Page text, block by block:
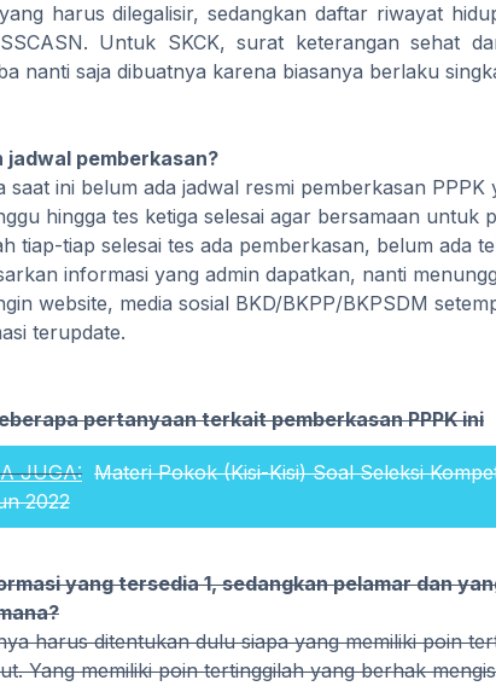
harus dilegalisir, sedangkan daftar riwayat
Untuk SKCK, surat keterangan sehat
nanti saja dibuatnya karena biasanya berlaku
jadwal pemberkasan?
saat ini belum ada jadwal resmi pemberkasan
hingga tes ketiga selesai agar bersamaan untuk
tiap-tiap selesai tes ada pemberkasan, belum ada
informasi yang admin dapatkan, nanti
website, media sosial BKD/BKPP/BKPSDM
terupdate.
pertanyaan terkait pemberkasan PPPK ini
JUGA: Materi Pokok (Kisi-Kisi) Soal Seleksi
2022
yang tersedia 1, sedangkan pelamar dan
harus ditentukan dulu siapa yang memiliki poin
Yang memiliki poin tertinggilah yang berhak